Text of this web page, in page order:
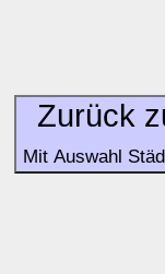
Mit Auswahl